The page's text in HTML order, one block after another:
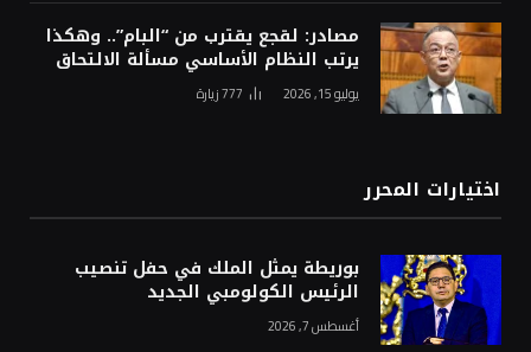
مصادر: لقجع يقترب من “البام”.. وهكذا
يرتب النظام الأساسي مسألة الالتحاق
يوليو 15, 2026 777زيارة
اختيارات المحرر
بوريطة يمثل الملك في حفل تنصيب
الرئيس الكولومبي الجديد
أغسطس 7, 2026